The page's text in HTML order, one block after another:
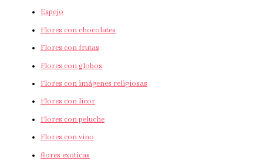
Espejo
Flores con chocolates
Flores con frutas
Flores con globos
Flores con imágenes religiosas
Flores con licor
Flores con peluche
Flores con vino
flores exoticas